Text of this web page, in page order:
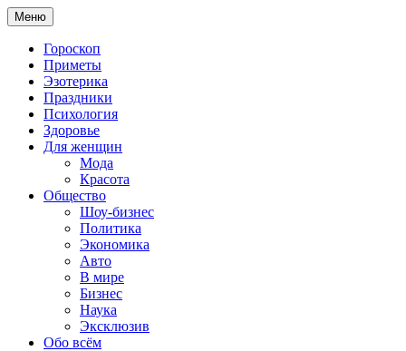
Меню
Гороскоп
Приметы
Эзотерика
Праздники
Психология
Здоровье
Для женщин
Мода
Красота
Общество
Шоу-бизнес
Политика
Экономика
Авто
В мире
Бизнес
Наука
Эксклюзив
Обо всём